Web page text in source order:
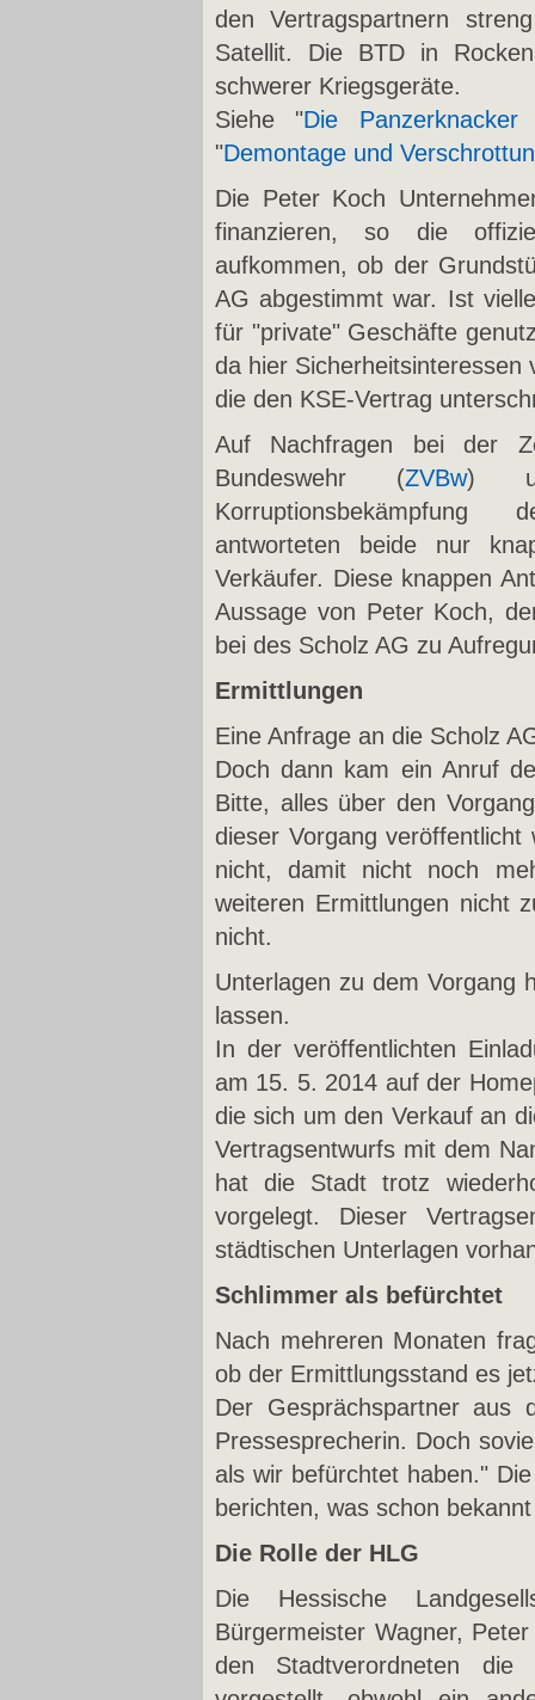
den Vertragspartnern
Satellit. Die BTD in
schwerer Kriegsgeräte.
Siehe "Die
"Demontage und
Die Peter Koch
finanzieren, so die
aufkommen, ob der
AG abgestimmt war. Ist
für "private" Geschäfte
da hier
die den KSE-Vertrag
Auf Nachfragen bei der
Bundeswehr (ZVBw)
Korruptionsbekämpfung
antworteten beide nur
Verkäufer. Diese knappen
Aussage von Peter Koch,
bei des Scholz AG zu
Ermittlungen
Eine Anfrage an die Scholz
Doch dann kam ein Anruf
Bitte, alles über den
dieser Vorgang
nicht, damit nicht noch
weiteren Ermittlungen nicht
nicht.
Unterlagen zu dem Vorgang
lassen.
In der veröffentlichten
am 15. 5. 2014 auf der
die sich um den Verkauf an
Vertragsentwurfs mit dem
hat die Stadt trotz
vorgelegt. Dieser
städtischen Unterlagen
Schlimmer als befürchtet
Nach mehreren Monaten
ob der Ermittlungsstand es
Der Gesprächspartner aus
Pressesprecherin. Doch
als wir befürchtet haben."
berichten, was schon
Die Rolle der HLG
Die Hessische
Bürgermeister Wagner,
den Stadtverordneten